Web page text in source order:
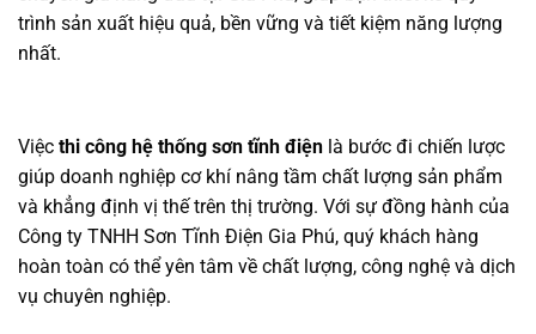
trình sản xuất hiệu quả, bền vững và tiết kiệm năng lượng
nhất.
Việc thi công hệ thống sơn tĩnh điện là bước đi chiến lược
giúp doanh nghiệp cơ khí nâng tầm chất lượng sản phẩm
và khẳng định vị thế trên thị trường. Với sự đồng hành của
Công ty TNHH Sơn Tĩnh Điện Gia Phú, quý khách hàng
hoàn toàn có thể yên tâm về chất lượng, công nghệ và dịch
vụ chuyên nghiệp.